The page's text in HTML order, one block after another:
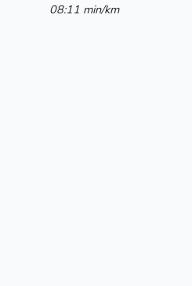
08:11 min/km